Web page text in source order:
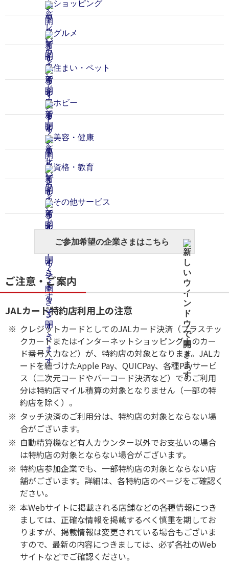
ショッピング
グルメ
住まい・ペット
ホビー
美容・健康
資格・教育
その他サービス
ご参加希望の企業さまはこちら
ご注意・ご案内
JALカード特約店利用上の注意
クレジットカードとしてのJALカード決済（プラスチッ
クカードまたはインターネットショッピング上のカー
ド番号入力など）が、特約店の対象となります。JALカ
ードを紐づけたApple Pay、QUICPay、各種Payサービ
ス（二次元コードやバーコード決済など）でのご利用
分は特約店マイル積算の対象となりません（一部の特
約店を除く）。
タッチ決済のご利用分は、特約店の対象とならない場
合がございます。
自動精算機など有人カウンター以外でお支払いの場合
は特約店の対象とならない場合がございます。
特約店参加企業でも、一部特約店の対象とならない店
舗がございます。詳細は、各特約店のページをご確認く
ださい。
本Webサイトに掲載される店舗などの各種情報につき
ましては、正確な情報を掲載するべく慎重を期してお
りますが、掲載情報は変更されている場合もございま
すので、最新の内容につきましては、必ず各社のWeb
サイトなどでご確認ください。